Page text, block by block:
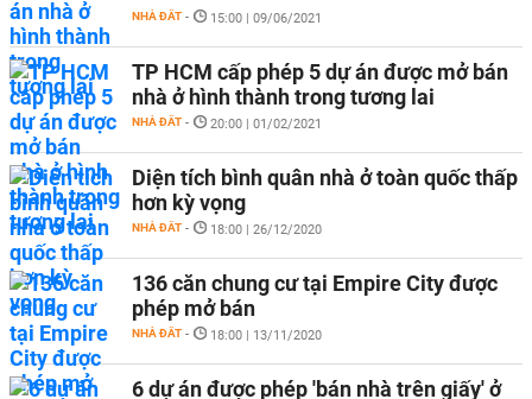
NHÀ ĐẤT - 15:00 | 09/06/2021
TP HCM cấp phép 5 dự án được mở bán
nhà ở hình thành trong tương lai
NHÀ ĐẤT - 20:00 | 01/02/2021
Diện tích bình quân nhà ở toàn quốc thấp
hơn kỳ vọng
NHÀ ĐẤT - 18:00 | 26/12/2020
136 căn chung cư tại Empire City được
phép mở bán
NHÀ ĐẤT - 18:00 | 13/11/2020
6 dự án được phép 'bán nhà trên giấy' ở